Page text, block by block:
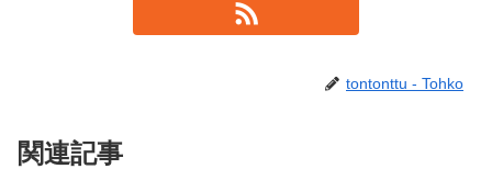
tontonttu - Tohko
関連記事